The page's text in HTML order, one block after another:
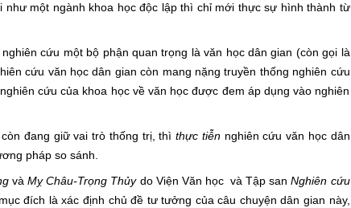
một ngành khoa học độc lập thì chỉ mới thực sự hình thành từ
cứu một bộ phận quan trọng là văn học dân gian (còn gọi là
cứu văn học dân gian còn mang nặng truyền thống nghiên cứu
cứu của khoa học về văn học được đem áp dụng vào nghiên
đang giữ vai trò thống trị, thì thực tiễnnghiên cứu văn học dân
pháp so sánh.
vàMỵ Châu-Trọng Thủy do Viện Văn học và Tập sanNghiên cứu
đích là xác định chủ đề tư tưởng của câu chuyện dân gian này,